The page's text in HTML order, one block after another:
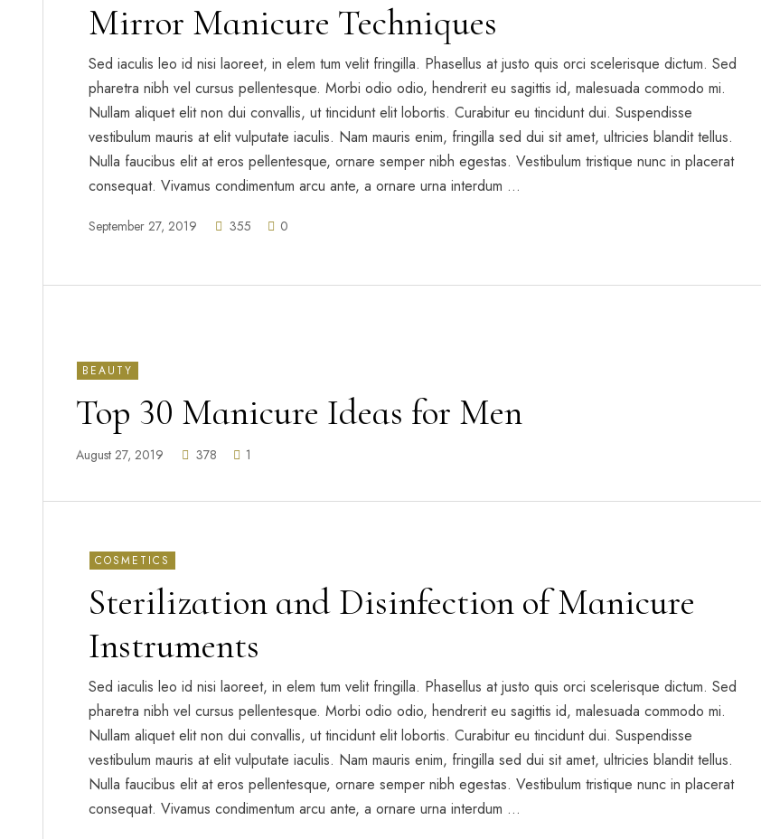
Mirror Manicure Techniques
Sed iaculis leo id nisi laoreet, in elem tum velit fringilla. Phasellus at justo quis orci scelerisque dictum. Sed
pharetra nibh vel cursus pellentesque. Morbi odio odio, hendrerit eu sagittis id, malesuada commodo mi.
Nullam aliquet elit non dui convallis, ut tincidunt elit lobortis. Curabitur eu tincidunt dui. Suspendisse
vestibulum mauris at elit vulputate iaculis. Nam mauris enim, fringilla sed dui sit amet, ultricies blandit tellus.
Nulla faucibus elit at eros pellentesque, ornare semper nibh egestas. Vestibulum tristique nunc in placerat
consequat. Vivamus condimentum arcu ante, a ornare urna interdum …
September 27, 2019 355 0
BEAUTY
Top 30 Manicure Ideas for Men
August 27, 2019 378 1
COSMETICS
Sterilization and Disinfection of Manicure
Instruments
Sed iaculis leo id nisi laoreet, in elem tum velit fringilla. Phasellus at justo quis orci scelerisque dictum. Sed
pharetra nibh vel cursus pellentesque. Morbi odio odio, hendrerit eu sagittis id, malesuada commodo mi.
Nullam aliquet elit non dui convallis, ut tincidunt elit lobortis. Curabitur eu tincidunt dui. Suspendisse
vestibulum mauris at elit vulputate iaculis. Nam mauris enim, fringilla sed dui sit amet, ultricies blandit tellus.
Nulla faucibus elit at eros pellentesque, ornare semper nibh egestas. Vestibulum tristique nunc in placerat
consequat. Vivamus condimentum arcu ante, a ornare urna interdum …